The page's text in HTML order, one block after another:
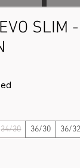
34/30 36/30 36/32